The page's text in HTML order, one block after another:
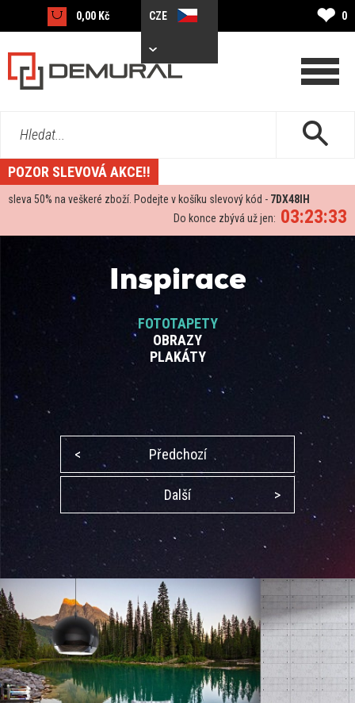
0,00 Kč CZE ❤ 0
Hledat...
POZOR SLEVOVÁ AKCE!!
sleva 50% na veškeré zboží. Podejte v košíku slevový kód - 7DX48IH
03:23:33
Do konce zbývá už jen:
Inspirace
FOTOTAPETY
OBRAZY
PLAKÁTY
< Předchozí
Další >